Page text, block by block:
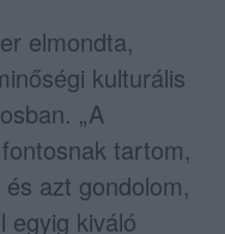
elmondta,
kulturális
„A
tartom,
azt gondolom,
egyig kiváló